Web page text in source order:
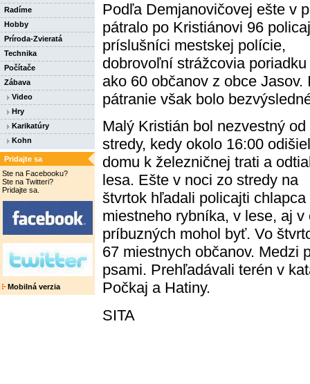
Radíme
Hobby
Príroda-Zvieratá
Technika
Počítače
Zábava
Video
Hry
Karikatúry
Kohn
Pridajte sa
Ste na Facebooku?
Ste na Twitteri?
Pridajte sa.
Mobilná verzia
Podľa Demjanovičovej ešte v
pátralo po Kristiánovi 96
príslušníci mestskej polície,
dobrovoľní strážcovia
ako 60 občanov z obce Jasov.
pátranie však bolo
Malý Kristián bol nezvestný od
stredy, kedy okolo 16:00
domu k železničnej trati a
lesa. Ešte v noci zo stredy na
štvrtok hľadali policajti
miestneho rybníka, v lese, aj
príbuzných mohol byť. Vo
67 miestnych občanov. Medzi
psami. Prehľadávali terén v
Počkaj a Hatiny.
SITA